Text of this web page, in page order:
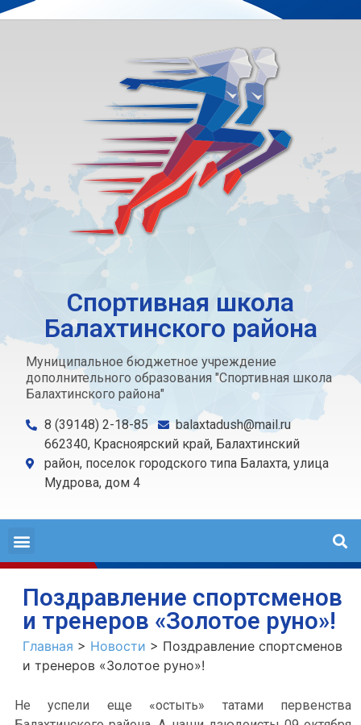
Спортивная школа
Балахтинского района
Муниципальное бюджетное учреждение
дополнительного образования "Спортивная школа
Балахтинского района"
8 (39148) 2-18-85
balaxtadush@mail.ru
662340, Красноярский край, Балахтинский
район, поселок городского типа Балахта, улица
Мудрова, дом 4
Поздравление спортсменов
и тренеров «Золотое руно»!
Главная > Новости > Поздравление спортсменов
и тренеров «Золотое руно»!
Не успели еще «остыть» татами первенства